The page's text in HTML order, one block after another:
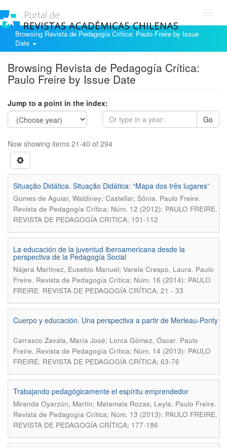
Browsing Revista de Pedagogía Crítica: Paulo Freire by Issue
Date
Browsing Revista de Pedagogía Crítica:
Paulo Freire by Issue Date
Jump to a point in the index:
Go
Now showing items 21-40 of 294
Situação Didática. Situação Didática: “Mapa dos três lugares”
Gomes de Aguiar, Waldiney; Castellar, Sônia. Paulo Freire.
Revista de Pedagogía Crítica; Núm. 12 (2012): PAULO FREIRE.
REVISTA DE PEDAGOGÍA CRITICA; 101-112
La educación de la juventud iberoamericana desde la
perspectiva de la Pedagogía Social
Nájera Martinez, Eusebio Manuel; Varela Crespo, Laura. Paulo
Freire. Revista de Pedagogía Crítica; Núm. 16 (2014): PAULO
FREIRE. REVISTA DE PEDAGOGÍA CRÍTICA; 21 - 33
Cuerpo y educación. Una perspectiva a partir de Merleau-Ponty
Carrasco Zavala, María José; Lorca Gómez, Óscar. Paulo
Freire. Revista de Pedagogía Crítica; Núm. 14 (2013): PAULO
FREIRE. REVISTA DE PEDAGOGÍA CRÍTICA; 63-76
Trabajando pedagógicamente el espíritu emprendedor
Miranda Oyarzún, Martín; Matamala Rozas, Leyla. Paulo Freire.
Revista de Pedagogía Crítica; Núm. 13 (2013): PAULO FREIRE.
REVISTA DE PEDAGOGÍA CRÍTICA; 177-186